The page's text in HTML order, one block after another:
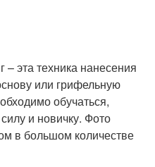
эта техника нанесения
или грифельную
обучаться,
и новичку. Фото
в большом количестве